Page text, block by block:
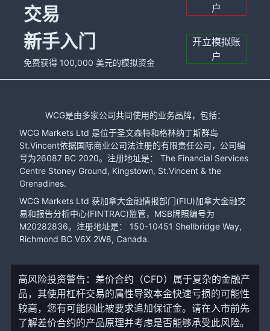
交易
户
新手入门
免费获得 100,000 美元的模拟资金
开立模拟账
户
WCG是由多家公司共同使用的业务品牌，包括：
WCG Markets Ltd 是位于圣文森特和格林纳丁斯群岛
St.Vincent依据国际商业公司法注册的有限责任公司，公司编
号为26087 BC 2020。注册地址是： The Financial Services
Centre Stoney Ground, Kingstown, St.Vincent & the
Grenadines.
WCG Markets Ltd 获加拿大金融情报部门(FIU)加拿大金融交
易和报告分析中心(FINTRAC)监管，MSB牌照编号为
M20282836。注册地址是： 150-10451 Shellbridge Way,
Richmond BC V6X 2W8, Canada.
高风险投资警告：差价合约（CFD）属于复杂的金融产
品，其使用杠杆交易的属性导致本金快速亏损的可能性
较高，您有可能因此被要求追加保证金。请在入市前先
了解差价合约的产品原理并考虑是否能够承受此风险。